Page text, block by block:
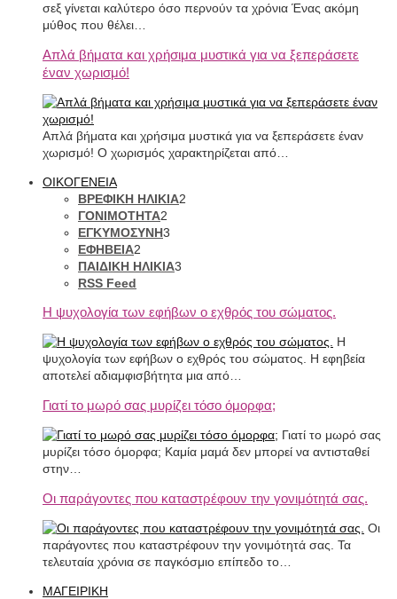
σεξ γίνεται καλύτερο όσο περνούν τα χρόνια Ένας ακόμη
μύθος που θέλει…
Απλά βήματα και χρήσιμα μυστικά για να ξεπεράσετε
έναν χωρισμό!
Απλά βήματα και χρήσιμα μυστικά για να ξεπεράσετε έναν
χωρισμό! Ο χωρισμός χαρακτηρίζεται από…
ΟΙΚΟΓΕΝΕΙΑ
ΒΡΕΦΙΚΗ ΗΛΙΚΙΑ2
ΓΟΝΙΜΟΤΗΤΑ2
ΕΓΚΥΜΟΣΥΝΗ3
ΕΦΗΒΕΙΑ2
ΠΑΙΔΙΚΗ ΗΛΙΚΙΑ3
RSS Feed
Η ψυχολογία των εφήβων ο εχθρός του σώματος.
Η
ψυχολογία των εφήβων ο εχθρός του σώματος. Η εφηβεία
αποτελεί αδιαμφισβήτητα μια από…
Γιατί το μωρό σας μυρίζει τόσο όμορφα;
Γιατί το μωρό σας
μυρίζει τόσο όμορφα; Καμία μαμά δεν μπορεί να αντισταθεί
στην…
Οι παράγοντες που καταστρέφουν την γονιμότητά σας.
Οι
παράγοντες που καταστρέφουν την γονιμότητά σας. Τα
τελευταία χρόνια σε παγκόσμιο επίπεδο το…
ΜΑΓΕΙΡΙΚΗ